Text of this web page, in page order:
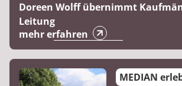
Doreen Wolff übernimmt
Leitung
mehr erfahren
MEDIAN